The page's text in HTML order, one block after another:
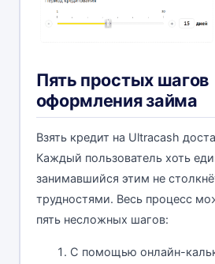
Пять простых шагов
оформления займа
Взять кредит на Ultracash
Каждый пользователь хоть
занимавшийся этим не
трудностями. Весь процесс
пять несложных шагов:
С помощью онлайн-